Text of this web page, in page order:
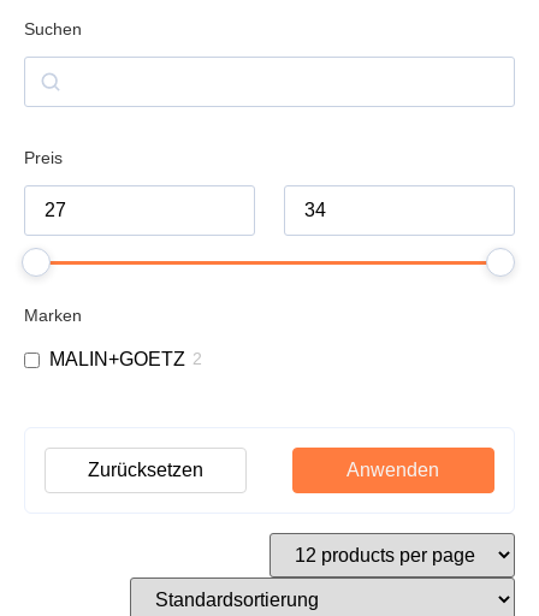
Suchen
Preis
Marken
MALIN+GOETZ 2
Anwenden
Zurücksetzen